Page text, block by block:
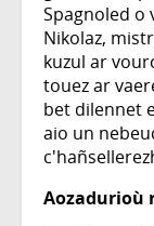
Spagnoled o
Nikolaz,
kuzul ar
touez ar
bet dilennet
aio un
Aozadurioù